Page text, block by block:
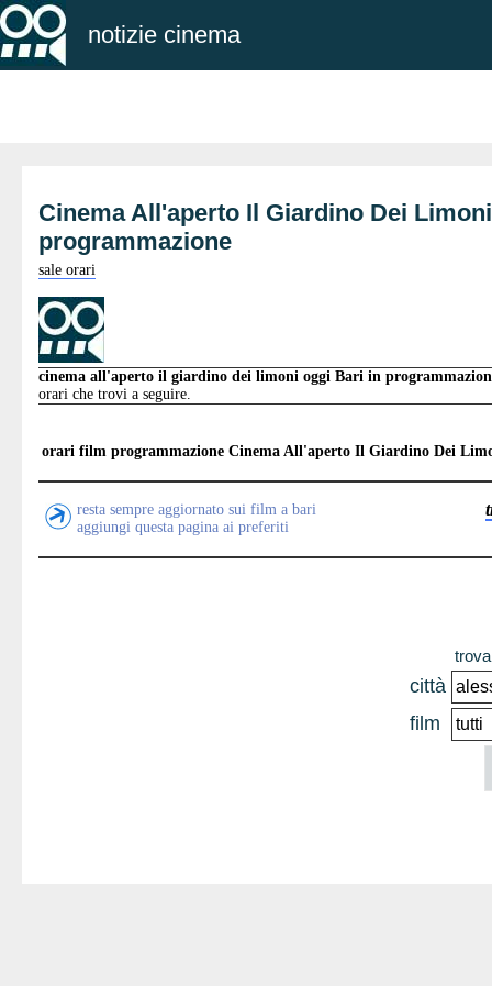
notizie cinema
Cinema All'aperto Il Giardino Dei Limoni
programmazione
sale orari
cinema all'aperto il giardino dei limoni oggi Bari in
orari che trovi a seguire.
orari film programmazione Cinema All'aperto Il Giardino Dei
resta sempre aggiornato sui film a bari
aggiungi questa pagina ai preferiti
città
film